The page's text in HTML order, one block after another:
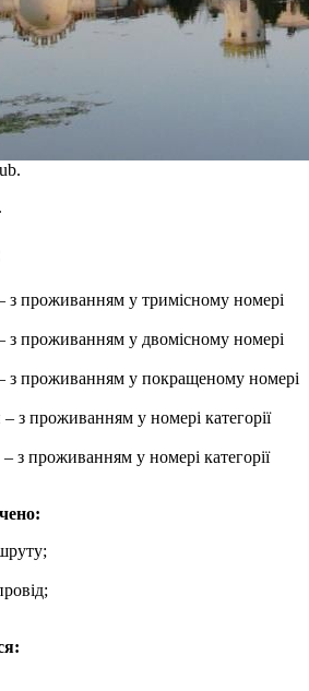
з проживанням у тримісному номері
з проживанням у двомісному номері
з проживанням у покращеному номері
з проживанням у номері категорії
з проживанням у номері категорії